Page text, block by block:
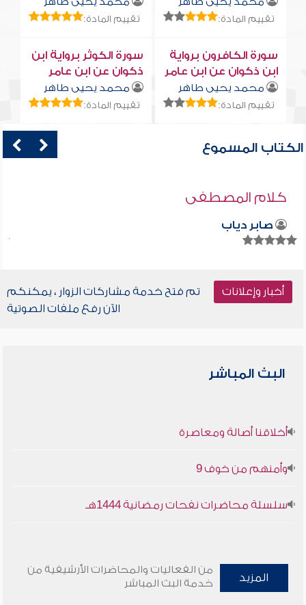
تقييم المادة: تقييم المادة:
سورة الكافرون برواية
ابن ذكوان عن ابن عامر
محمد يحيى طاهر
تقييم المادة:
سورة الكوثر برواية ابن
ذكوان عن ابن عامر
محمد يحيى طاهر
تقييم المادة:
الكتاب المسموع
كلام المصطفى
صابر دياب
أخبار وإعلانات
تم فتح خدمة مشاركات الزوار ، يمكنكم
الآن رفع ملفات الصوتية
البث المباشر
أخلاقنا أصالة ومعاصرة
وأمنهم من خوف 9
سلسلة محاضرات نفحات رمضانية 1444هـ
المزيد
من الفعاليات والمحاضرات الأرشيفية من
خدمة البث المباشر